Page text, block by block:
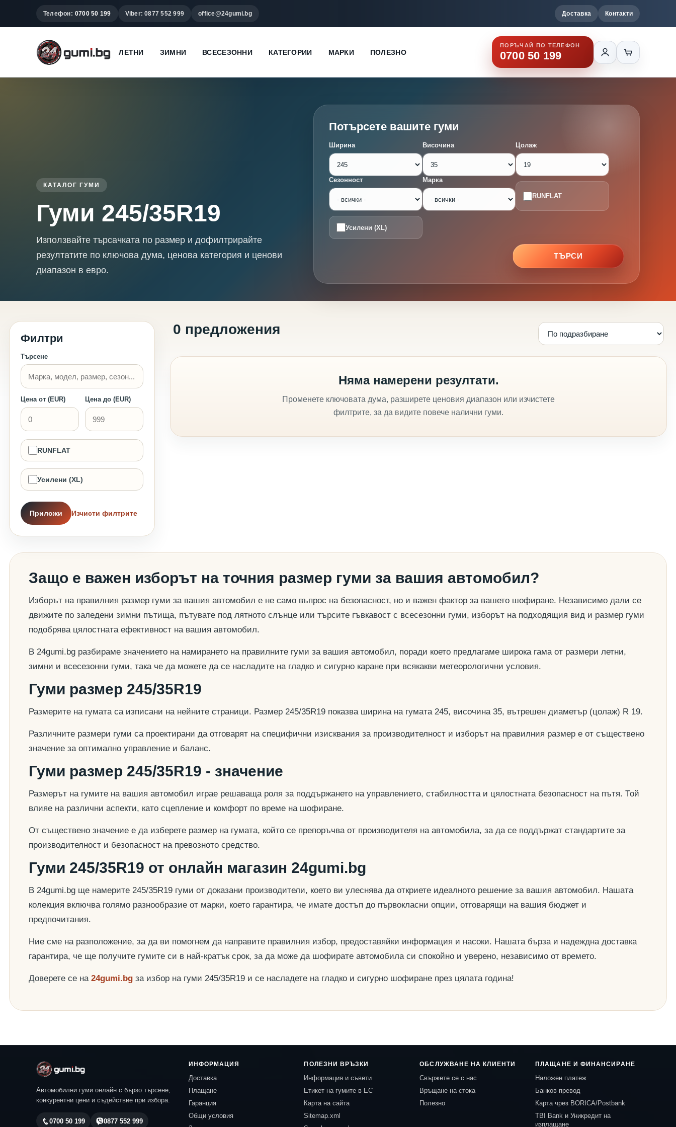
Телефон: 0700 50 199 Viber: 0877 552 999 office@24gumi.bg Доставка Контакти
ЛЕТНИ ЗИМНИ ВСЕСЕЗОННИ КАТЕГОРИИ МАРКИ ПОЛЕЗНО
ПОРЪЧАЙ ПО ТЕЛЕФОН
0700 50 199
КАТАЛОГ ГУМИ
Гуми 245/35R19
Използвайте търсачката по размер и дофилтрирайте
резултатите по ключова дума, ценова категория и ценови
диапазон в евро.
Потърсете вашите гуми
Ширина Височина Цолаж
Сезонност Марка
RUNFLAT
Усилени (XL)
ТЪРСИ
Филтри
Търсене
Цена от (EUR) Цена до (EUR)
RUNFLAT
Усилени (XL)
Приложи Изчисти филтрите
0 предложения
Няма намерени резултати.
Променете ключовата дума, разширете ценовия диапазон или изчистете
филтрите, за да видите повече налични гуми.
Защо е важен изборът на точния размер гуми за вашия автомобил?
Изборът на правилния размер гуми за вашия автомобил е не само въпрос на безопасност, но и важен фактор за вашето шофиране. Независимо дали се
движите по заледени зимни пътища, пътувате под лятното слънце или търсите гъвкавост с всесезонни гуми, изборът на подходящия вид и размер гуми
подобрява цялостната ефективност на вашия автомобил.
В 24gumi.bg разбираме значението на намирането на правилните гуми за вашия автомобил, поради което предлагаме широка гама от размери летни,
зимни и всесезонни гуми, така че да можете да се насладите на гладко и сигурно каране при всякакви метеорологични условия.
Гуми размер 245/35R19
Размерите на гумата са изписани на нейните страници. Размер 245/35R19 показва ширина на гумата 245, височина 35, вътрешен диаметър (цолаж) R 19.
Различните размери гуми са проектирани да отговарят на специфични изисквания за производителност и изборът на правилния размер е от съществено
значение за оптимално управление и баланс.
Гуми размер 245/35R19 - значение
Размерът на гумите на вашия автомобил играе решаваща роля за поддържането на управлението, стабилността и цялостната безопасност на пътя. Той
влияе на различни аспекти, като сцепление и комфорт по време на шофиране.
От съществено значение е да изберете размер на гумата, който се препоръчва от производителя на автомобила, за да се поддържат стандартите за
производителност и безопасност на превозното средство.
Гуми 245/35R19 от онлайн магазин 24gumi.bg
В 24gumi.bg ще намерите 245/35R19 гуми от доказани производители, което ви улеснява да откриете идеалното решение за вашия автомобил. Нашата
колекция включва голямо разнообразие от марки, което гарантира, че имате достъп до първокласни опции, отговарящи на вашия бюджет и
предпочитания.
Ние сме на разположение, за да ви помогнем да направите правилния избор, предоставяйки информация и насоки. Нашата бърза и надеждна доставка
гарантира, че ще получите гумите си в най-кратък срок, за да може да шофирате автомобила си спокойно и уверено, независимо от времето.
Доверете се на 24gumi.bg за избор на гуми 245/35R19 и се насладете на гладко и сигурно шофиране през цялата година!
Автомобилни гуми онлайн с бързо търсене,
конкурентни цени и съдействие при избора.
0700 50 199 0877 552 999
ИНФОРМАЦИЯ
Доставка
Плащане
Гаранция
Общи условия
ПОЛЕЗНИ ВРЪЗКИ
Информация и съвети
Етикет на гумите в ЕС
Карта на сайта
Sitemap.xml
ОБСЛУЖВАНЕ НА КЛИЕНТИ
Свържете се с нас
Връщане на стока
Полезно
ПЛАЩАНЕ И ФИНАНСИРАНЕ
Наложен платеж
Банков превод
Карта чрез BORICA/Postbank
TBI Bank и Уникредит на
изплащане